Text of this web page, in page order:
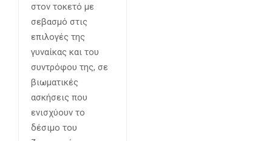
στον τοκετό με
σεβασμό στις
επιλογές της
γυναίκας και του
συντρόφου της, σε
βιωματικές
ασκήσεις που
ενισχύουν το
δέσιμο του